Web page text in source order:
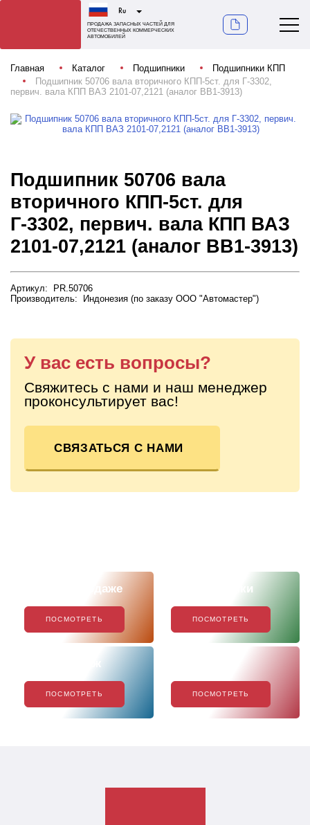
Ru
ПРОДАЖА ЗАПАСНЫХ ЧАСТЕЙ ДЛЯ
ОТЕЧЕСТВЕННЫХ КОММЕРЧЕСКИХ
АВТОМОБИЛЕЙ
Главная Каталог Подшипники
Подшипники КПП
Подшипник 50706 вала вторичного КПП-5ст. для Г-3302,
первич. вала КПП ВАЗ 2101-07,2121 (аналог ВВ1-3913)
Подшипник 50706 вала
вторичного КПП-5ст. для
Г-3302, первич. вала КПП ВАЗ
2101-07,2121 (аналог ВВ1-3913)
Артикул: PR.50706
Производитель: Индонезия (по заказу ООО "Автомастер")
У вас есть вопросы?
Свяжитесь с нами и наш менеджер
проконсультирует вас!
СВЯЗАТЬСЯ С НАМИ
Скоро в продаже
ПОСМОТРЕТЬ
Наши новинки
ПОСМОТРЕТЬ
ПОСМОТРЕТЬ ПОСМОТРЕТЬ